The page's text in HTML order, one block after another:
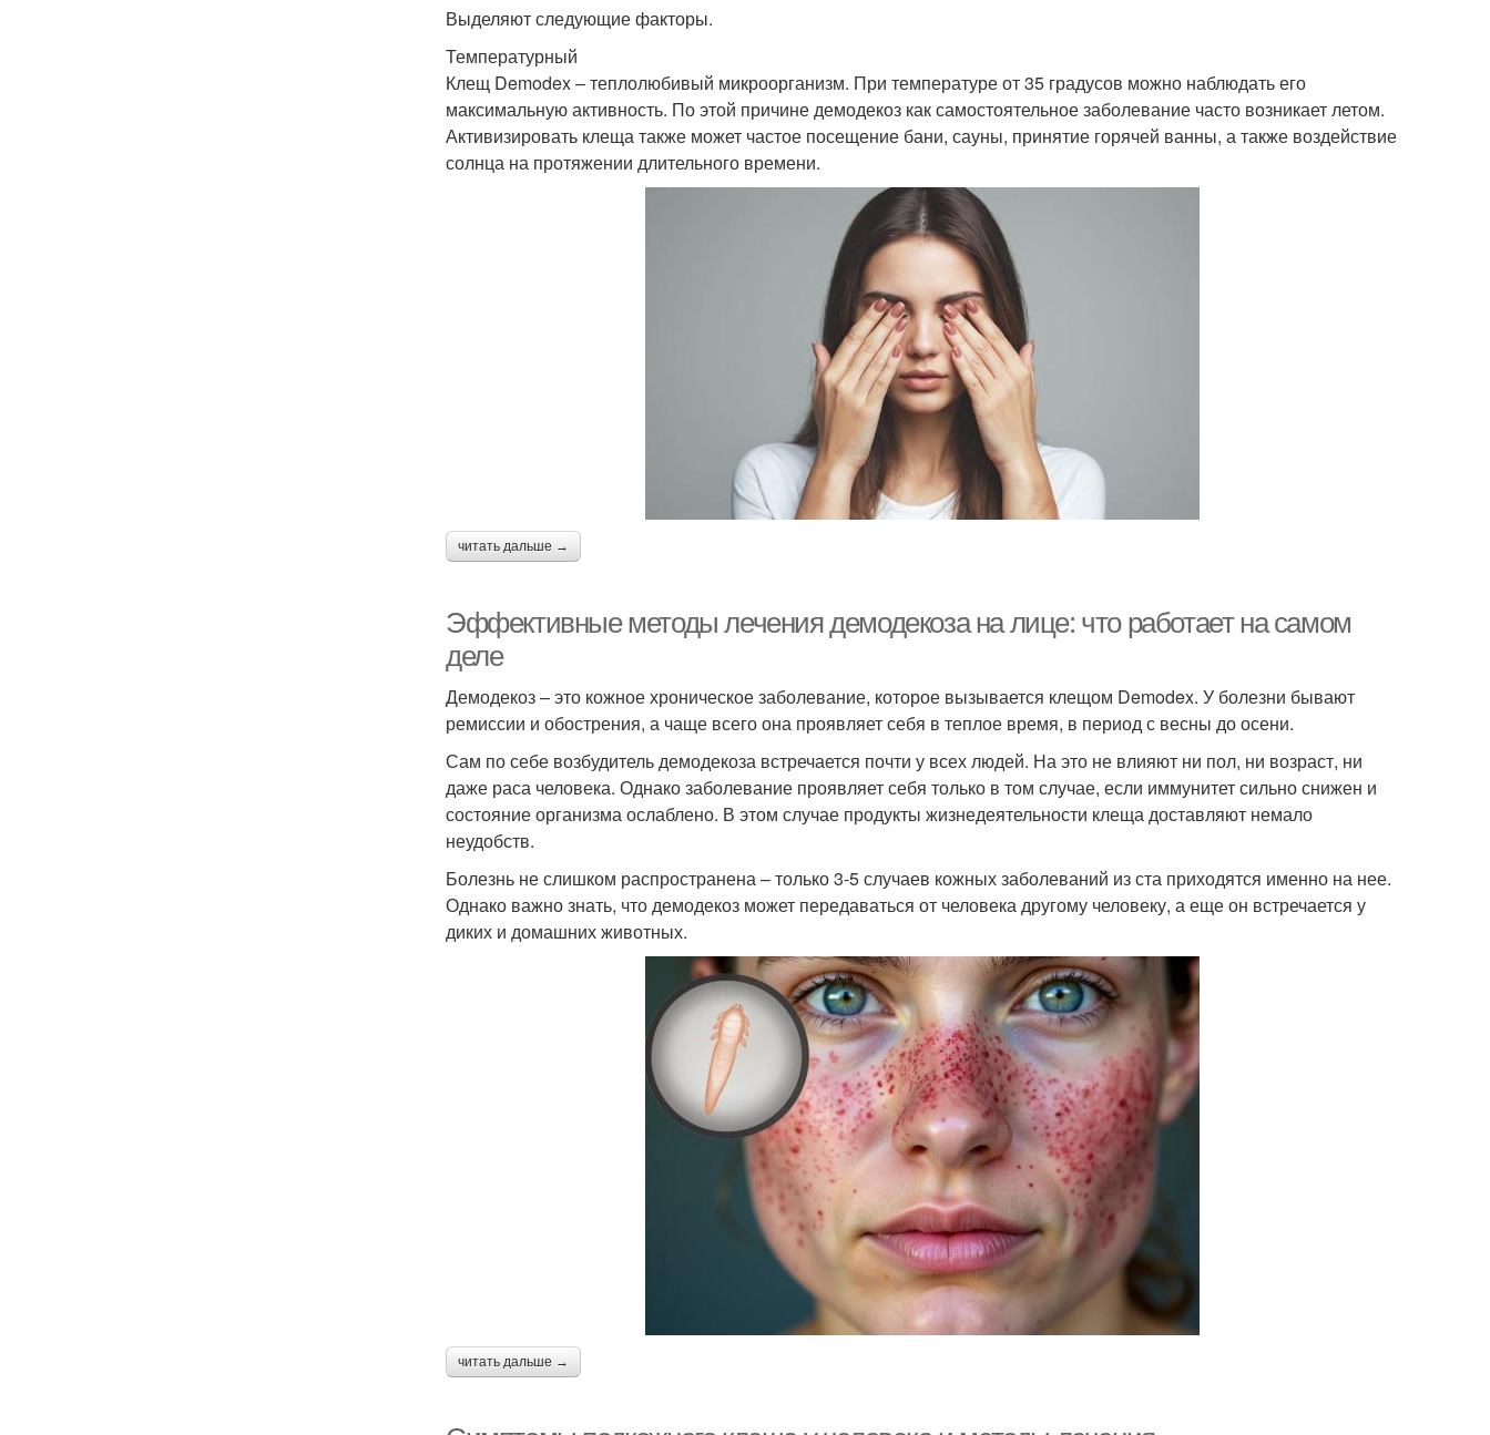
Выделяют следующие факторы.
Температурный
Клещ Demodex – теплолюбивый микроорганизм. При температуре от 35 градусов можно наблюдать его
максимальную активность. По этой причине демодекоз как самостоятельное заболевание часто возникает летом.
Активизировать клеща также может частое посещение бани, сауны, принятие горячей ванны, а также воздействие
солнца на протяжении длительного времени.
читать дальше →
Эффективные методы лечения демодекоза на лице: что работает на самом
деле
Демодекоз – это кожное хроническое заболевание, которое вызывается клещом Demodex. У болезни бывают
ремиссии и обострения, а чаще всего она проявляет себя в теплое время, в период с весны до осени.
Сам по себе возбудитель демодекоза встречается почти у всех людей. На это не влияют ни пол, ни возраст, ни
даже раса человека. Однако заболевание проявляет себя только в том случае, если иммунитет сильно снижен и
состояние организма ослаблено. В этом случае продукты жизнедеятельности клеща доставляют немало
неудобств.
Болезнь не слишком распространена – только 3-5 случаев кожных заболеваний из ста приходятся именно на нее.
Однако важно знать, что демодекоз может передаваться от человека другому человеку, а еще он встречается у
диких и домашних животных.
читать дальше →